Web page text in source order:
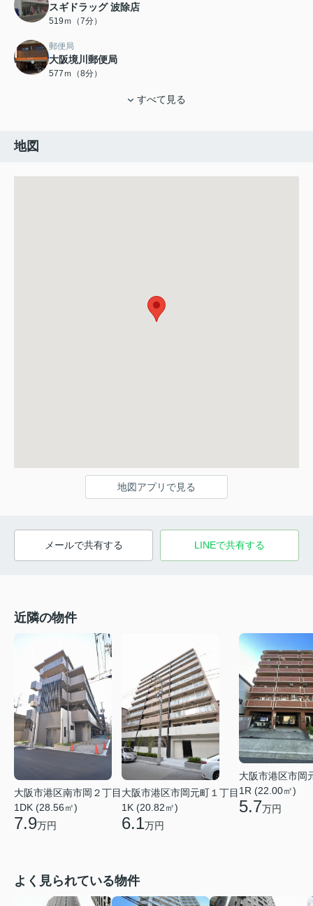
スギドラッグ 波除店
519ｍ（7分）
郵便局
大阪境川郵便局
577ｍ（8分）
すべて見る
地図
地図アプリで見る
メールで共有する LINEで共有する
近隣の物件
大阪市港区南市岡２丁目
1DK (28.56㎡)
7.9万円
大阪市港区市岡元町１丁目
1K (20.82㎡)
6.1万円
大阪市港区市岡
1R (22.00㎡)
5.7万円
よく見られている物件